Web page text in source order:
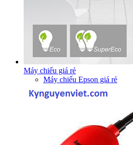
Máy chiếu giá rẻ
Máy chiếu Epson giá rẻ